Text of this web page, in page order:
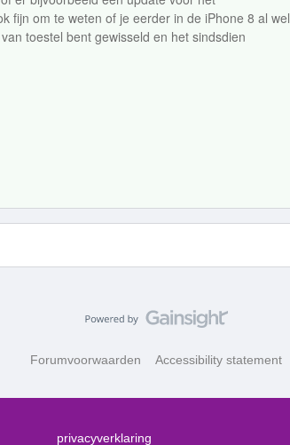
fijn om te weten of je eerder in de iPhone 8 al wel
toestel bent gewisseld en het sindsdien
Forumvoorwaarden Accessibility statement
privacyverklaring